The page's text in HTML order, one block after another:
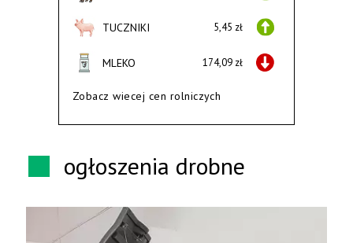
TUCZNIKI 5,45 zł
MLEKO 174,09 zł
Zobacz wiecej cen rolniczych
ogłoszenia drobne